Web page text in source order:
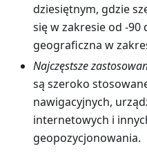
dziesiętnym, gdzie
się w zakresie od -90
geograficzna w
Najczęstsze
są szeroko
nawigacyjnych,
internetowych i
geopozycjonowania.